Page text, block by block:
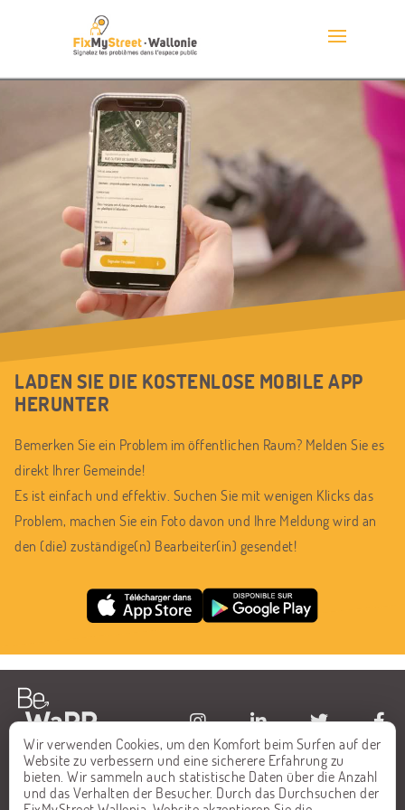
Wir verwenden Cookies, um den Komfort beim Surfen auf der
Website zu verbessern und eine sicherere Erfahrung zu
bieten. Wir sammeln auch statistische Daten über die Anzahl
und das Verhalten der Besucher. Durch das Durchsuchen der
LADEN SIE DIE KOSTENLOSE MOBILE APP
HERUNTER
Bemerken Sie ein Problem im öffentlichen Raum? Melden Sie es
direkt Ihrer Gemeinde!
Es ist einfach und effektiv. Suchen Sie mit wenigen Klicks das
Problem, machen Sie ein Foto davon und Ihre Meldung wird an
den (die) zuständige(n) Bearbeiter(in) gesendet!
STARTSEITE
ALLE MELDUNGEN
FAQ
KONTAKT